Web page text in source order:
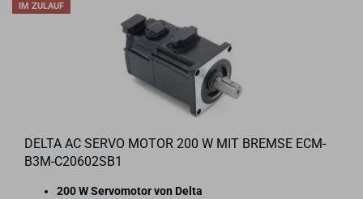
IM ZULAUF
DELTA AC SERVO MOTOR 200 W MIT BREM­SE ECM-​
B3M-​C20602SB1
200 W Ser­vo­mo­tor von Delta